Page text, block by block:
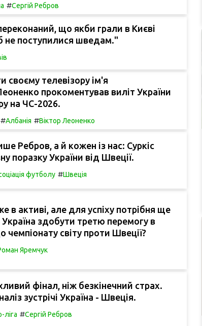
#Сергій Ребров
що якби грали в Києві
не поступилися шведам."
своєму телевізору ім'я
прокоментував виліт України
на ЧС-2026.
#Албанія #Віктор Леоненко
Ребров, а й кожен із нас: Суркіс
поразку України від Швеції.
футболу #Швеція
в активі, але для успіху потрібня ще
здобути третю перемогу в
чемпіонату світу проти Швеції?
Яремчук
фінал, ніж безкінечний страх.
зустрічі Україна - Швеція.
ліга #Сергій Ребров